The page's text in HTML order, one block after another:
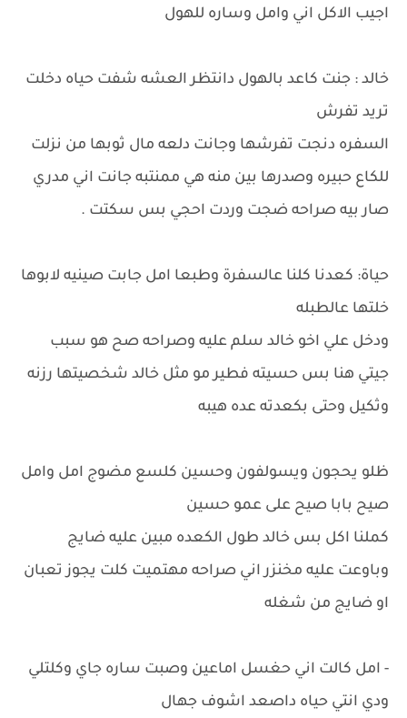
اجيب الاكل اني وامل وساره للهول
خالد : جنت كاعد بالهول دانتظر العشه شفت حياه دخلت
تريد تفرش
السفره دنجت تفرشها وجانت دلعه مال ثوبها من نزلت
للكاع حبيره وصدرها بين منه هي ممنتبه جانت اني مدري
صار بيه صراحه ضجت وردت احجي بس سكتت .
حياة: كعدنا كلنا عالسفرة وطبعا امل جابت صينيه لابوها
خلتها عالطبله
ودخل علي اخو خالد سلم عليه وصراحه صح هو سبب
جيتي هنا بس حسيته فطير مو مثل خالد شخصيتها رزنه
وثكيل وحتى بكعدته عده هيبه
ظلو يحجون ويسولفون وحسين كلسع مضوج امل وامل
صيح بابا صيح على عمو حسين
كملنا اكل بس خالد طول الكعده مبين عليه ضايج
وباوعت عليه مخنزر اني صراحه مهتميت كلت يجوز تعبان
او ضايج من شغله
- امل كالت اني حغسل اماعين وصبت ساره جاي وكلتلي
ودي انتي حياه داصعد اشوف جهال